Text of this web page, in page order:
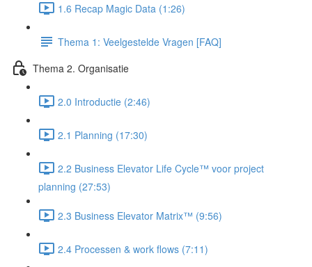
1.6 Recap Magic Data (1:26)
Thema 1: Veelgestelde Vragen [FAQ]
Thema 2. Organisatie
2.0 Introductie (2:46)
2.1 Planning (17:30)
2.2 Business Elevator Life Cycle™ voor project
planning (27:53)
2.3 Business Elevator Matrix™ (9:56)
2.4 Processen & work flows (7:11)